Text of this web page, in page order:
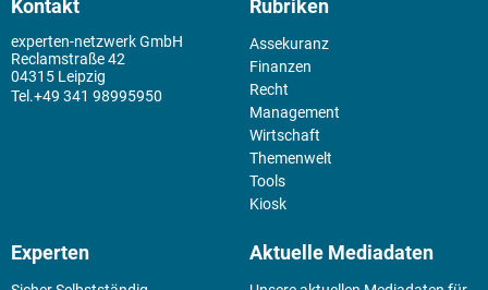
Kontakt
experten-netzwerk GmbH
Reclamstraße 42
04315 Leipzig
+49 341 98995950
Rubriken
Assekuranz
Finanzen
Recht
Management
Wirtschaft
Themenwelt
Tools
Kiosk
Experten Aktuelle Mediadaten